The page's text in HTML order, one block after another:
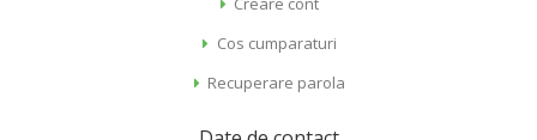
Cos cumparaturi
Recuperare parola